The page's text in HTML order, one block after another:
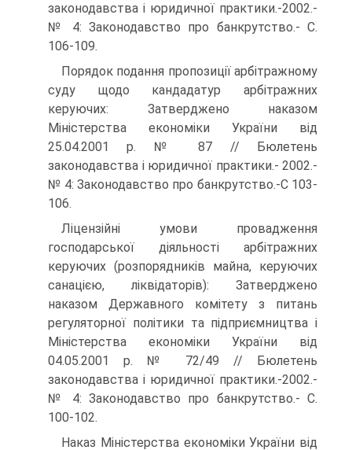
законодавства і юридичної практики.-2002.-
№ 4: Законодавство про банкрутство.- С.
106-109.
Порядок подання пропозиції арбітражному
суду щодо кандадатур арбітражних
керуючих: Затверджено наказом
Міністерства економіки України від
25.04.2001 р. № 87 // Бюлетень
законодавства і юридичної практики.- 2002.-
№ 4: Законодавство про банкрутство.-С 103-
106.
Ліцензійні умови провадження
господарської діяльності арбітражних
керуючих (розпорядників майна, керуючих
санацією, ліквідаторів): Затверджено
наказом Державного комітету з питань
регуляторної політики та підприємництва і
Міністерства економіки України від
04.05.2001 р. № 72/49 // Бюлетень
законодавства і юридичної практики.-2002.-
№ 4: Законодавство про банкрутство.- С.
100-102.
Наказ Міністерства економіки України від